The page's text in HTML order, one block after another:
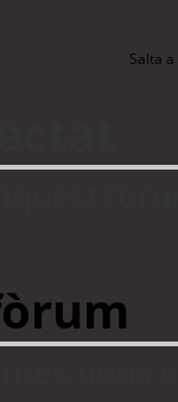
Salta a